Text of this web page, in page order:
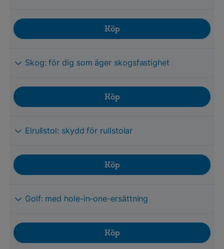
Köp
Skog: för dig som äger skogsfastighet
Köp
Elrullstol: skydd för rullstolar
Köp
Golf: med hole-in-one-ersättning
Köp